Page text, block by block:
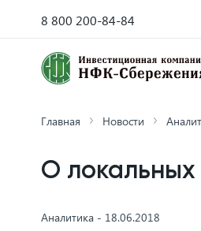
8 800 200-84-84
Главная Новости
О локальных
Аналитика - 18.06.2018